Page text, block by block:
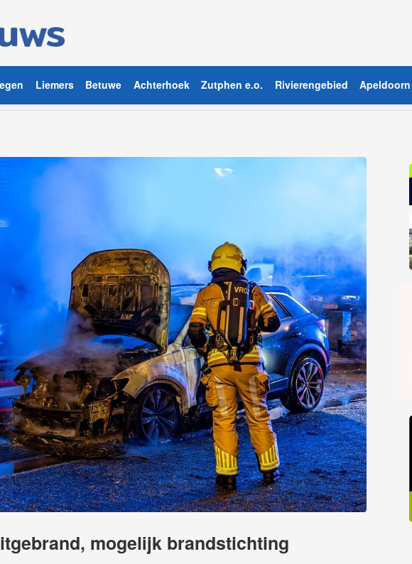
Liemers Betuwe Achterhoek Zutphen e.o. Rivierengebied Apeldoorn
mogelijk brandstichting